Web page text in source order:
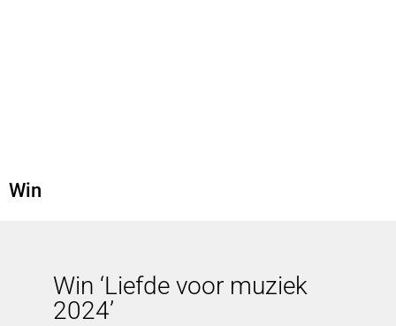
Win
Win ‘Liefde voor muziek
2024’